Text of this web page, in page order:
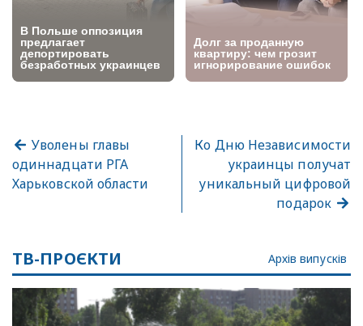
Уволены главы
одиннадцати РГА
Харьковской области
Ко Дню Независимости
украинцы получат
уникальный цифровой
подарок
ТВ-ПРОЄКТИ Архів випусків